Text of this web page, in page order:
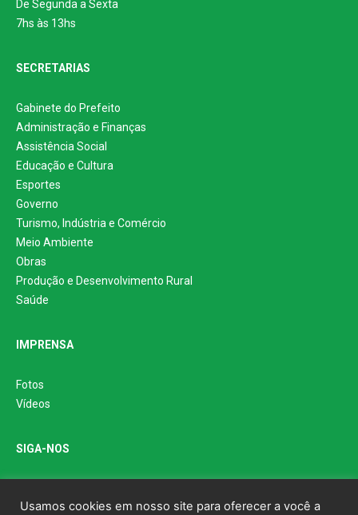
De Segunda a Sexta
7hs às 13hs
SECRETARIAS
Gabinete do Prefeito
Administração e Finanças
Assistência Social
Educação e Cultura
Esportes
Governo
Turismo, Indústria e Comércio
Meio Ambiente
Obras
Produção e Desenvolvimento Rural
Saúde
IMPRENSA
Fotos
Vídeos
SIGA-NOS
Usamos cookies em nosso site para oferecer a você a